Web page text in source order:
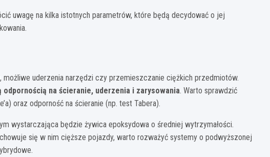
uwagę na kilka istotnych parametrów, które będą decydować o jej
uderzenia narzędzi czy przemieszczanie ciężkich przedmiotów.
na ścieranie, uderzenia i zarysowania. Warto sprawdzić
oraz odporność na ścieranie (np. test Tabera).
wystarczająca będzie żywica epoksydowa o średniej wytrzymałości.
się w nim cięższe pojazdy, warto rozważyć systemy o podwyższonej